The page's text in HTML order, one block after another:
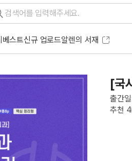
베스트신규 업로드알렌의 서재
[국
출간
추천 4